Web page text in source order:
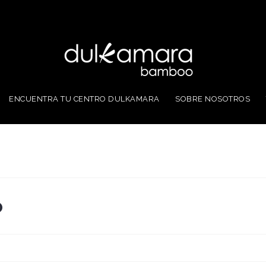
ENCUENTRA TU CENTRO DULKAMARA SOBRE NOSOTROS